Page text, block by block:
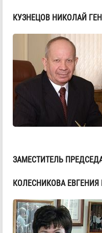
КУЗНЕЦОВ НИКОЛАЙ
ЗАМЕСТИТЕЛЬ
КОЛЕСНИКОВА